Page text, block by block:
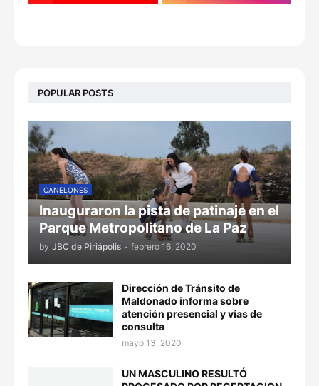
POPULAR POSTS
CANELONES
Inauguraron la pista de patinaje en el
Parque Metropolitano de La Paz
by JBC de Piriápolis - febrero 16, 2020
Dirección de Tránsito de
Maldonado informa sobre
atención presencial y vías de
consulta
mayo 13, 2020
UN MASCULINO RESULTÓ